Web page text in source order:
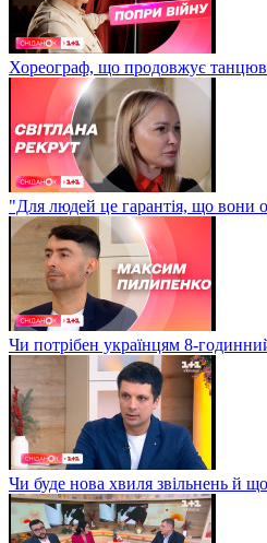
Хореограф, що продовжує
"Для людей це гарантія, що вони
Чи потрібен українцям 8-
Чи буде нова хвиля звільнень й